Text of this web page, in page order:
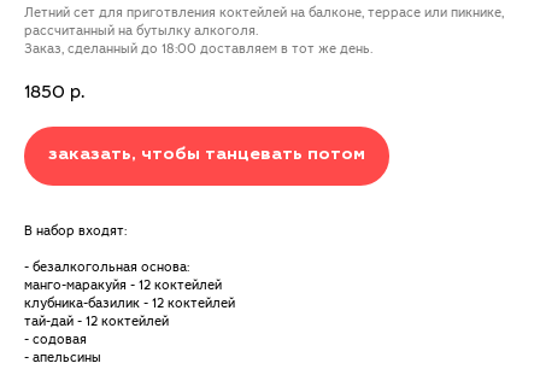
Летний сет для приготвления коктейлей на балконе, террасе или пикнике,
рассчитанный на бутылку алкоголя.
Заказ, сделанный до 18:00 доставляем в тот же день.
1850 р.
заказать, чтобы танцевать потом
В набор входят:
- безалкогольная основа:
манго-маракуйя - 12 коктейлей
клубника-базилик - 12 коктейлей
тай-дай - 12 коктейлей
- содовая
- апельсины